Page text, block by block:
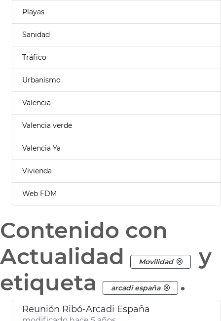
Playas
Sanidad
Tráfico
Urbanismo
Valencia
Valencia verde
Valencia Ya
Vivienda
Web FDM
Contenido con
Actualidad
Movilidad
y
etiqueta
arcadi españa .
Reunión Ribó-Arcadi España